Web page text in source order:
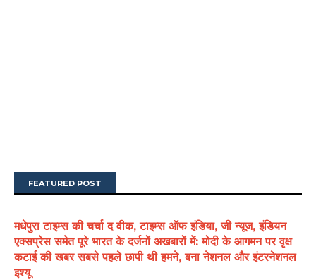
FEATURED POST
मधेपुरा टाइम्स की चर्चा द वीक, टाइम्स ऑफ इंडिया, जी न्यूज, इंडियन
एक्सप्रेस समेत पूरे भारत के दर्जनों अखबारों में: मोदी के आगमन पर वृक्ष
कटाई की खबर सबसे पहले छापी थी हमने, बना नेशनल और इंटरनेशनल
इश्यू